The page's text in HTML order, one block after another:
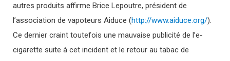
autres produits affirme Brice Lepoutre, président de
l’association de vapoteurs Aiduce (http://www.aiduce.org/).
Ce dernier craint toutefois une mauvaise publicité de l’e-
cigarette suite à cet incident et le retour au tabac de